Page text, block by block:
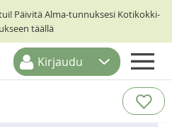
Päivitä Alma-tunnuksesi Kotikokki-
täällä
Kirjaudu